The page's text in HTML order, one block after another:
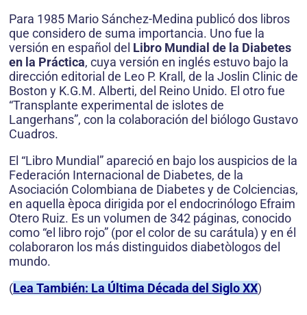
Para 1985 Mario Sánchez-Medina publicó dos libros
que considero de suma importancia. Uno fue la
versión en español del Libro Mundial de la Diabetes
en la Práctica, cuya versión en inglés estuvo bajo la
dirección editorial de Leo P. Krall, de la Joslin Clinic de
Boston y K.G.M. Alberti, del Reino Unido. El otro fue
“Transplante experimental de islotes de
Langerhans”, con la colaboración del biólogo Gustavo
Cuadros.
El “Libro Mundial” apareció en bajo los auspicios de la
Federación Internacional de Diabetes, de la
Asociación Colombiana de Diabetes y de Colciencias,
en aquella època dirigida por el endocrinólogo Efraim
Otero Ruiz. Es un volumen de 342 páginas, conocido
como “el libro rojo” (por el color de su carátula) y en él
colaboraron los más distinguidos diabetòlogos del
mundo.
(Lea También: La Última Década del Siglo XX)